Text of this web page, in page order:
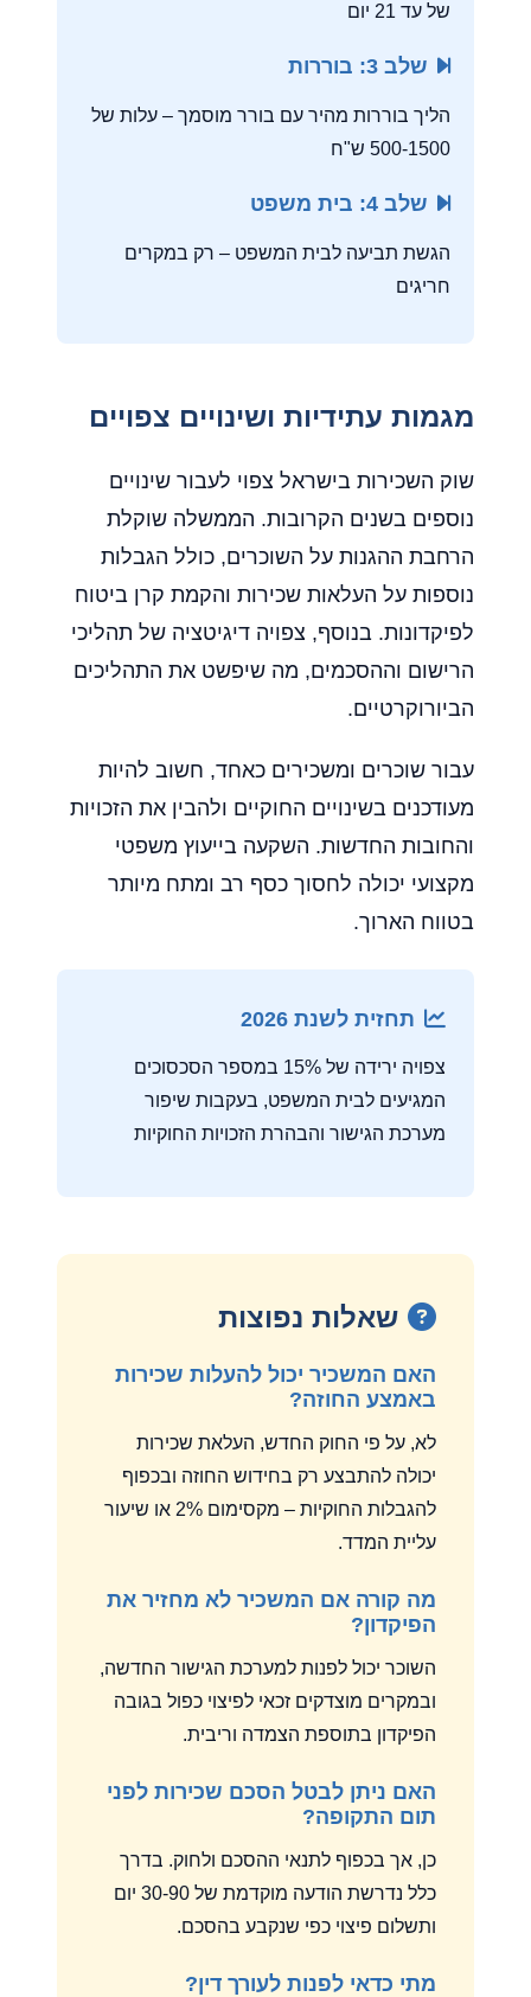
של עד 21 יום
שלב 3: בוררות
הליך בוררות מהיר עם בורר מוסמך – עלות של
500-1500 ש"ח
שלב 4: בית משפט
הגשת תביעה לבית המשפט – רק במקרים
חריגים
מגמות עתידיות ושינויים צפויים
שוק השכירות בישראל צפוי לעבור שינויים
נוספים בשנים הקרובות. הממשלה שוקלת
הרחבת ההגנות על השוכרים, כולל הגבלות
נוספות על העלאות שכירות והקמת קרן ביטוח
לפיקדונות. בנוסף, צפויה דיגיטציה של תהליכי
הרישום וההסכמים, מה שיפשט את התהליכים
הביורוקרטיים.
עבור שוכרים ומשכירים כאחד, חשוב להיות
מעודכנים בשינויים החוקיים ולהבין את הזכויות
והחובות החדשות. השקעה בייעוץ משפטי
מקצועי יכולה לחסוך כסף רב ומתח מיותר
בטווח הארוך.
תחזית לשנת 2026
צפויה ירידה של 15% במספר הסכסוכים
המגיעים לבית המשפט, בעקבות שיפור
מערכת הגישור והבהרת הזכויות החוקיות
שאלות נפוצות
האם המשכיר יכול להעלות שכירות
באמצע החוזה?
לא, על פי החוק החדש, העלאת שכירות
יכולה להתבצע רק בחידוש החוזה ובכפוף
להגבלות החוקיות – מקסימום 2% או שיעור
עליית המדד.
מה קורה אם המשכיר לא מחזיר את
הפיקדון?
השוכר יכול לפנות למערכת הגישור החדשה,
ובמקרים מוצדקים זכאי לפיצוי כפול בגובה
הפיקדון בתוספת הצמדה וריבית.
האם ניתן לבטל הסכם שכירות לפני
תום התקופה?
כן, אך בכפוף לתנאי ההסכם ולחוק. בדרך
כלל נדרשת הודעה מוקדמת של 30-90 יום
ותשלום פיצוי כפי שנקבע בהסכם.
מתי כדאי לפנות לעורך דין?